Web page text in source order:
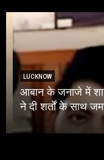
LUCKNOW
आबान के जनाजे में
ने दी शर्तों के साथ